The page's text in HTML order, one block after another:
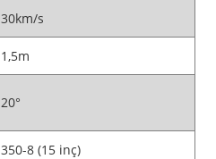
30km/s
1,5m
20°
350-8 (15 inç)